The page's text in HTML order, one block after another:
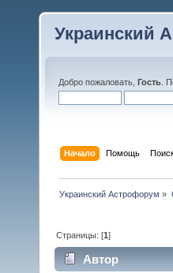
Украинский
Добро пожаловать, Гость .
Начало Помощь
Украинский Астрофорум »
Страницы: [1]
Автор